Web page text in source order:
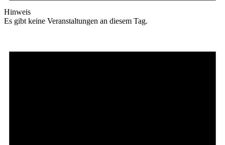
Hinweis
Es gibt keine Veranstaltungen an diesem Tag.